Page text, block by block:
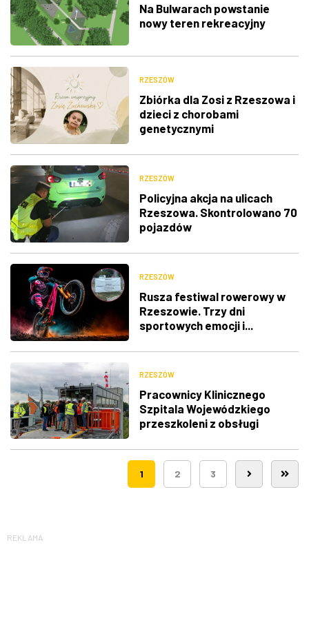
Na Bulwarach powstanie
nowy teren rekreacyjny
RZESZÓW
Zbiórka dla Zosi z Rzeszowa i
dzieci z chorobami
genetycznymi
RZESZÓW
Policyjna akcja na ulicach
Rzeszowa. Skontrolowano 70
pojazdów
RZESZÓW
Rusza festiwal rowerowy w
Rzeszowie. Trzy dni
sportowych emocji i...
RZESZÓW
Pracownicy Klinicznego
Szpitala Wojewódzkiego
przeszkoleni z obsługi
śmigłowców LPR
1 2 3
REKLAMA